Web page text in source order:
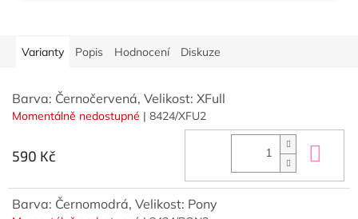
Varianty Popis Hodnocení Diskuze
Barva: Černočervená, Velikost: XFull
Momentálně nedostupné | 8424/XFU2
590 Kč
Barva: Černomodrá, Velikost: Pony